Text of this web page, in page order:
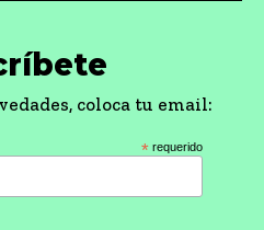
coloca tu email:
* requerido